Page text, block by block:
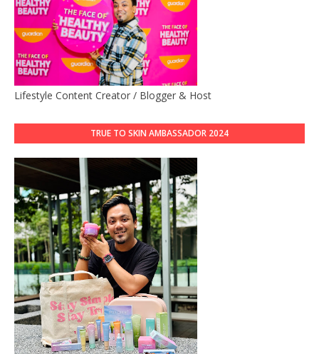
Lifestyle Content Creator / Blogger & Host
TRUE TO SKIN AMBASSADOR 2024